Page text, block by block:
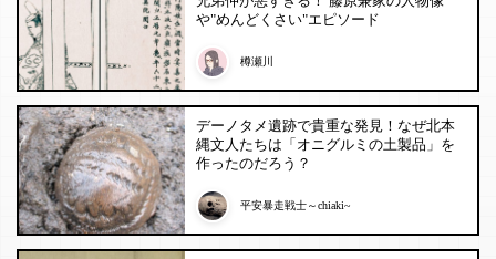
や"めんどくさい"エピソード
樽瀬川
デーノタメ遺跡で貴重な発見！なぜ北本
縄文人たちは「オニグルミの土製品」を
作ったのだろう？
平安暴走戦士～chiaki~